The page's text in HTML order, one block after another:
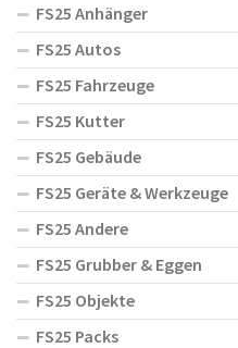
FS25 Anhänger
FS25 Autos
FS25 Fahrzeuge
FS25 Kutter
FS25 Gebäude
FS25 Geräte & Werkzeuge
FS25 Andere
FS25 Grubber & Eggen
FS25 Objekte
FS25 Packs